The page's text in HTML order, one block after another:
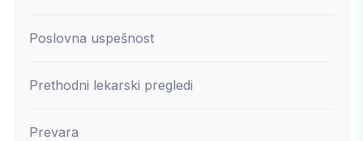
Poslovna uspešnost
Prethodni lekarski pregledi
Prevara